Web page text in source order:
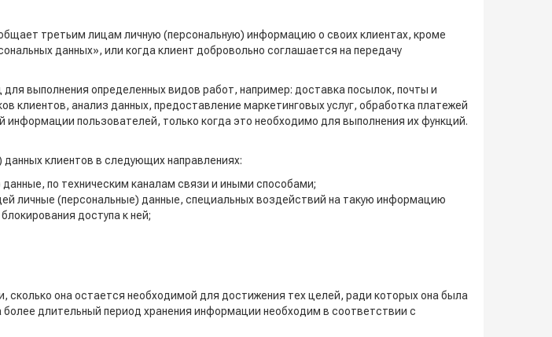
третьим лицам личную (персональную) информацию о своих клиентах, кроме
данных», или когда клиент добровольно соглашается на передачу
выполнения определенных видов работ, например: доставка посылок, почты и
клиентов, анализ данных, предоставление маркетинговых услуг, обработка платежей
пользователей, только когда это необходимо для выполнения их функций.
клиентов в следующих направлениях:
по техническим каналам связи и иными способами;
личные (персональные) данные, специальных воздействий на такую информацию
доступа к ней;
она остается необходимой для достижения тех целей, ради которых она была
более длительный период хранения информации необходим в соответствии с